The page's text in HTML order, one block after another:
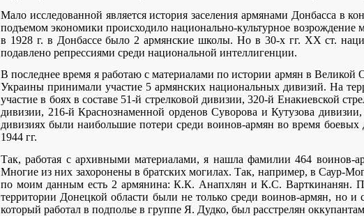
Мало исследованной является история заселения армянами Донбасса в
подъемом экономики происходило национально-культурное
в 1928 г. в Донбассе было 2 армянские школы. Но в 30-х гг. ХХ ст.
подавлено репрессиями среди национальной интеллигенции.
В последнее время я работаю с материалами по истории армян в Великой
Украины принимали участие 5 армянских национальных дивизий. На
участие в боях в составе 51-й стрелковой дивизии, 320-й Енакиевской
дивизии, 216-й Краснознаменной орденов Суворова и Кутузова
дивизиях были наибольшие потери среди воинов-армян во время
1944 гг.
Так, работая с архивными материалами, я нашла фамилии 464 воинов-
Многие из них захоронены в братских могилах. Так, например, в Саур-
по моим данным есть 2 армянина: К.К. Анапхлян и К.С. Варткинанян.
территории Донецкой области были не только среди воинов-армян, но
который работал в подполье в группе Я. Дудко, был расстрелян